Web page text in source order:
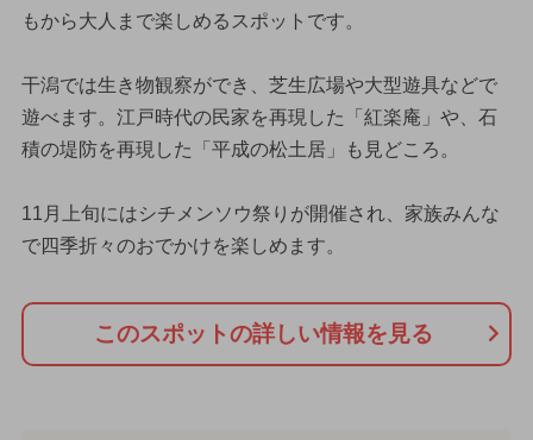
もから大人まで楽しめるスポットです。
干潟では生き物観察ができ、芝生広場や大型遊具などで
遊べます。江戸時代の民家を再現した「紅楽庵」や、石
積の堤防を再現した「平成の松土居」も見どころ。
11月上旬にはシチメンソウ祭りが開催され、家族みんな
で四季折々のおでかけを楽しめます。
このスポットの詳しい情報を見る